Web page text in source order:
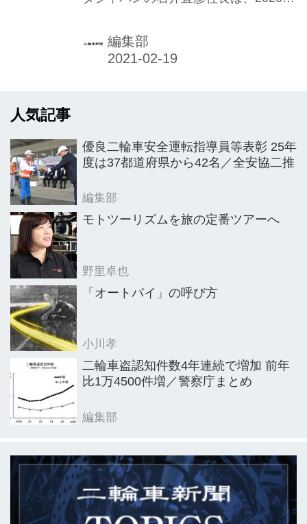
型コロナウイルスの影響で入荷が滞っ
たものの、秋以降にバックオーダー車
一方、ディーラー店頭で個々のユーザ
ーに対応した試乗会を展開し、新たな
個別対応の店頭試乗会の充実に注力す
る考え。イタルジェットも春から夏頃
て出る。
編集部
人気記事
優良二輪車安全運転指導員等表彰 25年
度は37都道府県から42名／全安協二推
編集部
モトツーリズムを旅の定番ツアーへ
野里卓也
「オートバイ」の呼び方
小川孝
二輪車盗認知件数4年連続で増加 前年
比1万4500件増／警察庁まとめ
編集部